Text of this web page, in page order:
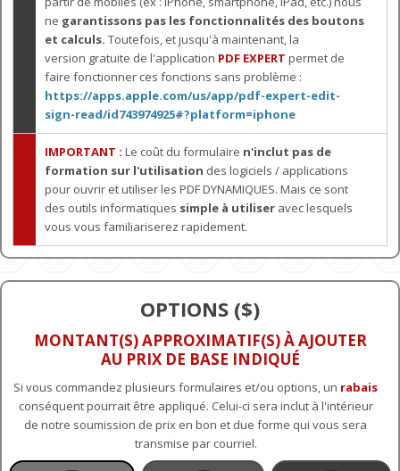
ne garantissons pas les fonctionnalités des boutons
et calculs. Toutefois, et jusqu'à maintenant, la
version gratuite de l'application PDF EXPERT permet de
faire fonctionner ces fonctions sans problème :
https://apps.apple.com/us/app/pdf-expert-edit-
sign-read/id743974925#?platform=iphone
IMPORTANT : Le coût du formulaire n'inclut pas de
formation sur l'utilisation des logiciels / applications
pour ouvrir et utiliser les PDF DYNAMIQUES. Mais ce sont
des outils informatiques simple à utiliser avec lesquels
vous vous familiariserez rapidement.
OPTIONS ($)
MONTANT(S) APPROXIMATIF(S) À AJOUTER
AU PRIX DE BASE INDIQUÉ
Si vous commandez plusieurs formulaires et/ou options, un rabais
conséquent pourrait être appliqué. Celui-ci sera inclut à l'intérieur
de notre soumission de prix en bon et due forme qui vous sera
transmise par courriel.